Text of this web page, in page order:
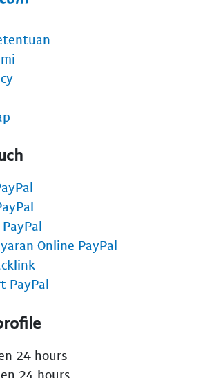
Online PayPal
PayPal
24 hours
24 hours